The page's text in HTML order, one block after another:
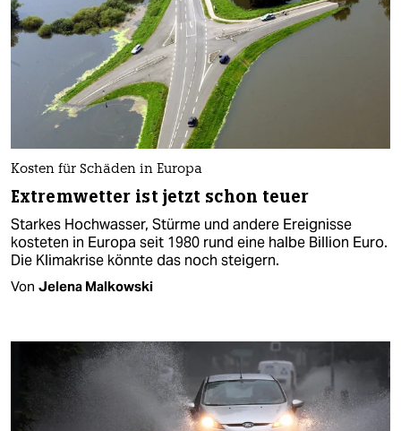
Kosten für Schäden in Europa
Extremwetter ist jetzt schon teuer
Starkes Hochwasser, Stürme und andere Ereignisse
kosteten in Europa seit 1980 rund eine halbe Billion Euro.
Die Klimakrise könnte das noch steigern.
Von Jelena Malkowski